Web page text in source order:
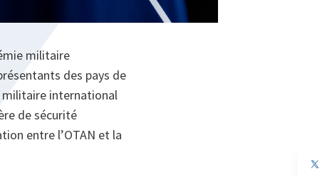
militaire
des pays de
militaire international
de sécurité
entre l’OTAN et la